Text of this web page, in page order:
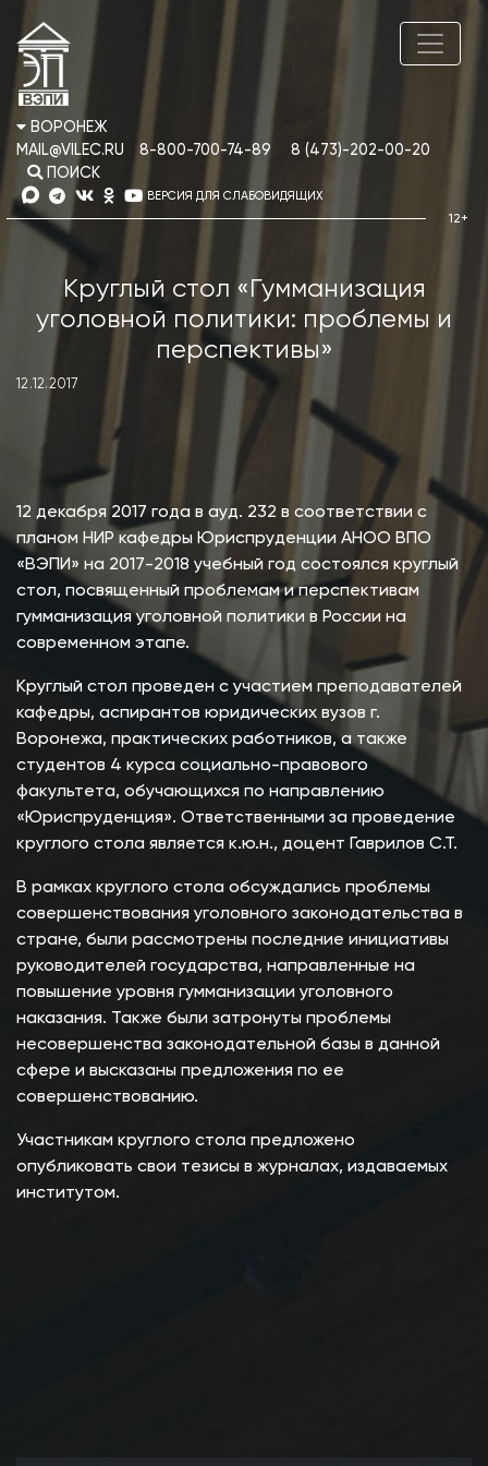
ВОРОНЕЖ
MAIL@VILEC.RU
8-800-700-74-89
8 (473)-202-00-20
ПОИСК
ВЕРСИЯ ДЛЯ СЛАБОВИДЯЩИХ
Круглый стол «Гумманизация
уголовной политики: проблемы и
перспективы»
12.12.2017
12 декабря 2017 года в ауд. 232 в соответствии с
планом НИР кафедры Юриспруденции АНОО ВПО
«ВЭПИ» на 2017-2018 учебный год состоялся круглый
стол, посвященный проблемам и перспективам
гумманизация уголовной политики в России на
современном этапе.
Круглый стол проведен с участием преподавателей
кафедры, аспирантов юридических вузов г.
Воронежа, практических работников, а также
студентов 4 курса социально-правового
факультета, обучающихся по направлению
«Юриспруденция». Ответственными за проведение
круглого стола является к.ю.н., доцент Гаврилов С.Т.
В рамках круглого стола обсуждались проблемы
совершенствования уголовного законодательства в
стране, были рассмотрены последние инициативы
руководителей государства, направленные на
повышение уровня гумманизации уголовного
наказания. Также были затронуты проблемы
несовершенства законодательной базы в данной
сфере и высказаны предложения по ее
совершенствованию.
Участникам круглого стола предложено
опубликовать свои тезисы в журналах, издаваемых
институтом.